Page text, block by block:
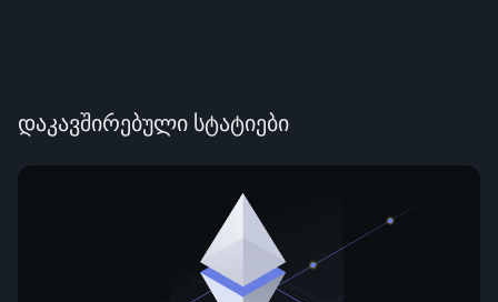
დაკავშირებული სტატიები